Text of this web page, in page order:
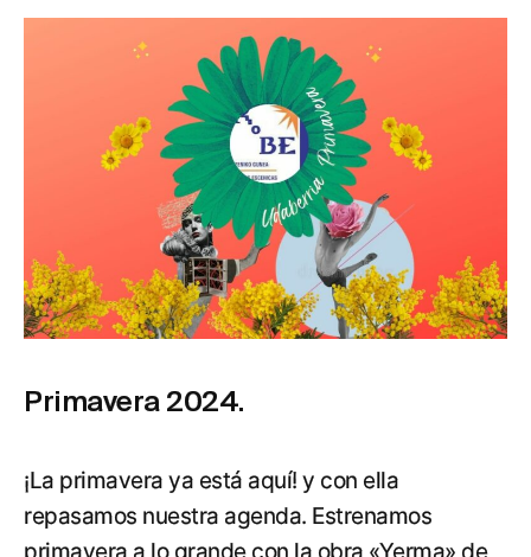
Primavera 2024.
¡La primavera ya está aquí! y con ella
repasamos nuestra agenda. Estrenamos
primavera a lo grande con la obra «Yerma» de